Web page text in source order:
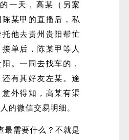
一天，高某（另案
某甲的直播后，私
他去贵州贵阳帮忙
单后，陈某甲等人
。一同去找车的，
还有其好友左某。途
外得知，高某有渠
的微信交易明细。
最需要什么？不就是